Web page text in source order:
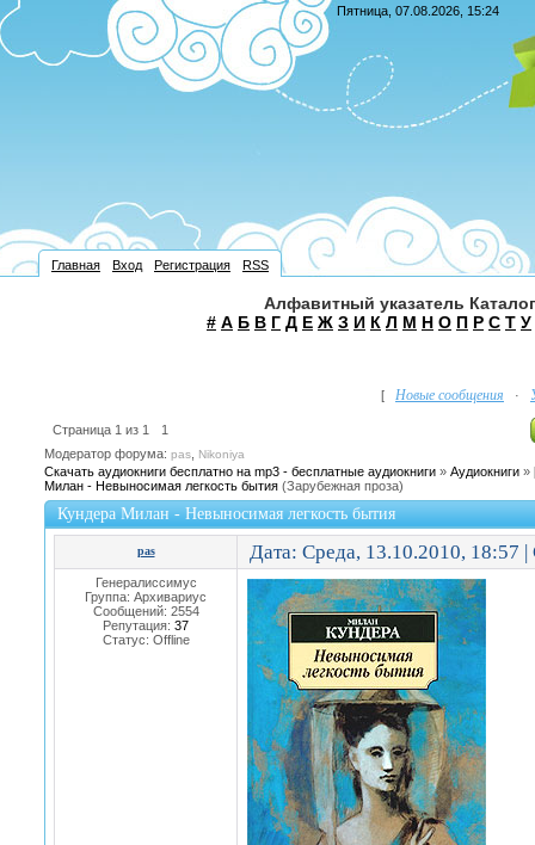
Пятница, 07.08.2026, 15:24
Главная Вход Регистрация RSS
Алфавитный указатель
# А Б В Г Д Е Ж З И К Л М Н О П Р С Т У
[ Новые сообщения ·
Страница 1 из 1
1
Модератор форума: pas Nikoniya
Скачать аудиокниги бесплатно на mp3 - бесплатные аудиокниги » Аудиокниги »
Милан - Невыносимая легкость бытия (Зарубежная проза)
Кундера Милан - Невыносимая легкость бытия
pas Дата: Среда, 13.10.2010, 18:57
Генералиссимус
Группа: Архивариус
Сообщений: 2554
Репутация: 37
Статус: Offline